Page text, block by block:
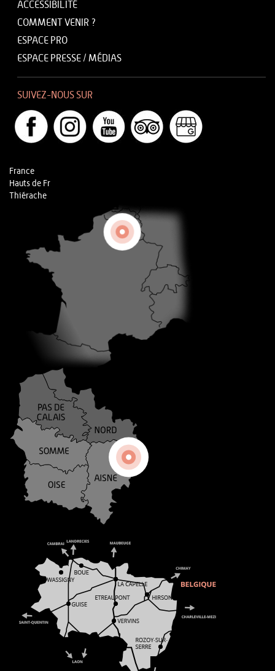
ACCESSIBILITÉ
COMMENT VENIR ?
ESPACE PRO
ESPACE PRESSE / MÉDIAS
SUIVEZ-NOUS SUR
France
Hauts de Fr
Thiérache